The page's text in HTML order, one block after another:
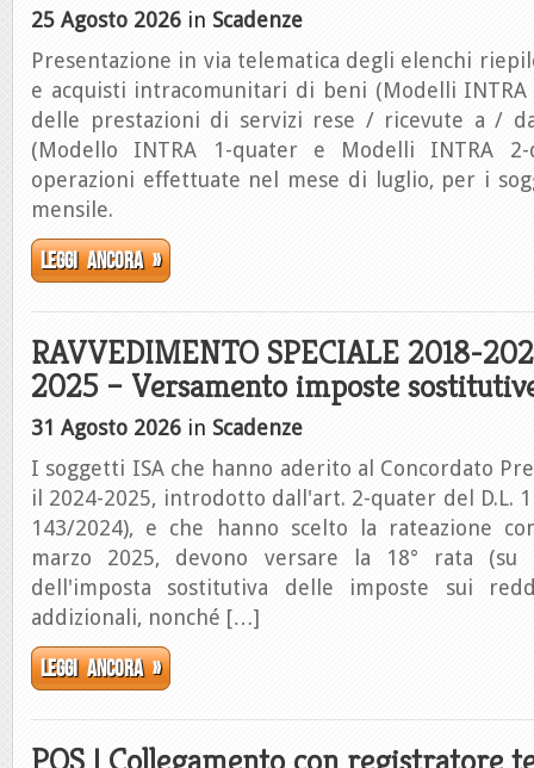
25 Agosto 2026 in Scadenze
Presentazione in via telematica degli elenchi
e acquisti intracomunitari di beni (Modelli INTRA
delle prestazioni di servizi rese / ricevute a /
(Modello INTRA 1-quater e Modelli INTRA
operazioni effettuate nel mese di luglio, per i
mensile.
Leggi ancora »
RAVVEDIMENTO SPECIALE 2018-
2025 – Versamento imposte
31 Agosto 2026 in Scadenze
I soggetti ISA che hanno aderito al Concordato
il 2024-2025, introdotto dall'art. 2-quater del D.L.
143/2024), e che hanno scelto la rateazione
marzo 2025, devono versare la 18° rata
dell'imposta sostitutiva delle imposte sui
addizionali, nonché […]
Leggi ancora »